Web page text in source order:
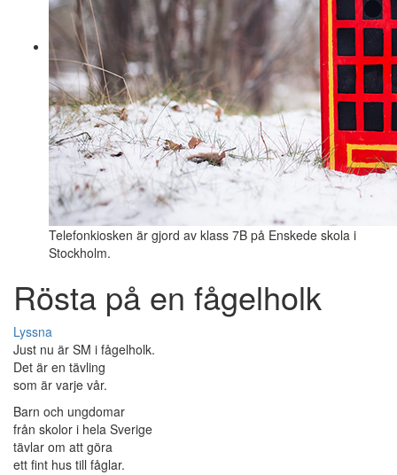
Telefonkiosken är gjord av klass 7B på Enskede skola i
Stockholm.
Rösta på en fågelholk
Lyssna
Just nu är SM i fågelholk.
Det är en tävling
som är varje vår.
Barn och ungdomar
från skolor i hela Sverige
tävlar om att göra
ett fint hus till fåglar.